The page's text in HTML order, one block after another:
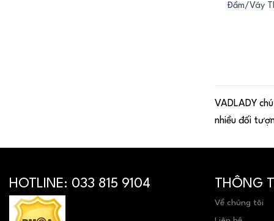
Đầm/Váy
VADLADY
nhiều đối
HOTLINE: 033 815 9104 THÔNG
Về chúng tôi